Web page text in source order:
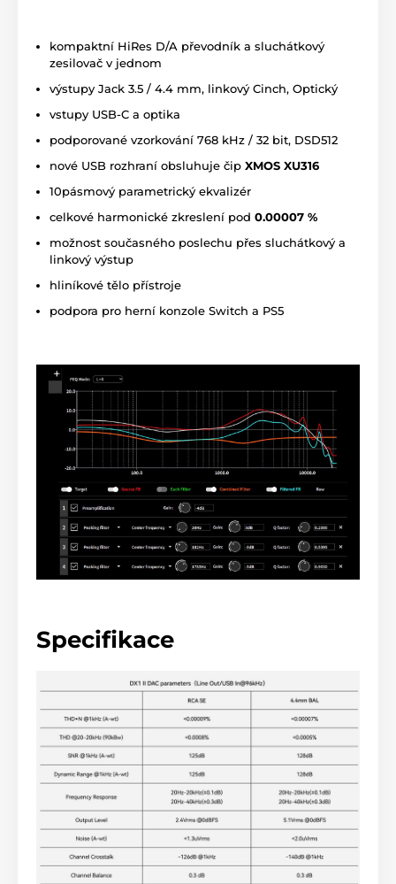
kompaktní HiRes D/A převodník a sluchátkový
zesilovač v jednom
výstupy Jack 3.5 / 4.4 mm, linkový Cinch, Optický
vstupy USB-C a optika
podporované vzorkování 768 kHz / 32 bit, DSD512
nové USB rozhraní obsluhuje čip XMOS XU316
10pásmový parametrický ekvalizér
celkové harmonické zkreslení pod 0.00007 %
možnost současného poslechu přes sluchátkový a
linkový výstup
hliníkové tělo přístroje
podpora pro herní konzole Switch a PS5
Specifikace